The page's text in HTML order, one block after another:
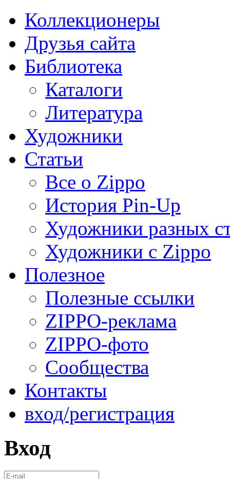
Коллекционеры
Друзья сайта
Библиотека
Каталоги
Литература
Художники
Статьи
Все о Zippo
История Pin-Up
Художники разных
Художники с Zippo
Полезное
Полезные ссылки
ZIPPO-реклама
ZIPPO-фото
Сообщества
Контакты
вход/регистрация
Вход